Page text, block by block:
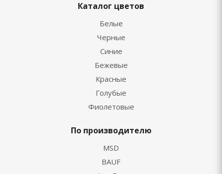
Каталог цветов
Белые
Черные
Синие
Бежевые
Красные
Голубые
Фиолетовые
По производителю
MSD
BAUF